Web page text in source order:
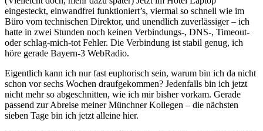
eingesteckt, einwandfrei funktioniert’s, viermal so schnell wie im
Büro vom technischen Direktor, und unendlich zuverlässiger – ich
hatte in zwei Stunden noch keinen Verbindungs-, DNS-, Timeout-
oder schlag-mich-tot Fehler. Die Verbindung ist stabil genug, ich
höre gerade Bayern-3 WebRadio.
Eigentlich kann ich nur fast euphorisch sein, warum bin ich da nicht
schon vor sechs Wochen draufgekommen? Jedenfalls bin ich jetzt
nicht mehr so abgeschnitten, wie ich mir bisher vorkam. Gerade
passend zur Abreise meiner Münchner Kollegen – die nächsten
sieben Tage bin ich jetzt alleine hier.